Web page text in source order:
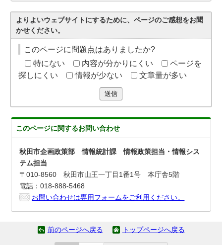
よりよいウェブサイトにするために、ページのご感想をお聞
かせください。
このページに問題点はありましたか?
特にない
内容が分かりにくい
ページを
探しにくい
情報が少ない 文章量が多い
送信
このページに関するお問い合わせ
秋田市企画政策部 情報統計課 情報政策担当・情報シス
テム担当
〒010-8560 秋田市山王一丁目1番1号 本庁舎5階
電話：018-888-5468
お問い合わせは専用フォームをご利用ください。
前のページへ戻る トップページへ戻る